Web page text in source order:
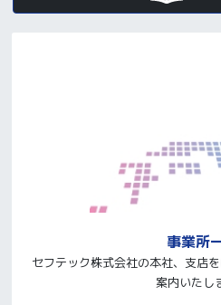
事業所
セフテック株式会社の本社、支店
案内いたし